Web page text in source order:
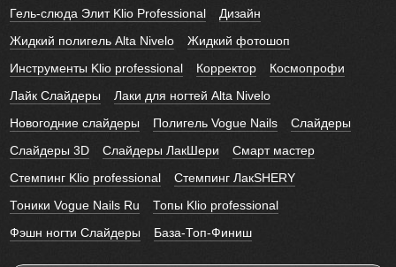
Гель-слюда Элит Klio Professional
Дизайн
Жидкий полигель Alta Nivelo
Жидкий фотошоп
Инструменты Klio professional
Корректор
Космопрофи
Лайк Слайдеры
Лаки для ногтей Alta Nivelo
Новогодние слайдеры
Полигель Vogue Nails
Слайдеры
Слайдеры 3D
Слайдеры ЛакШери
Смарт мастер
Стемпинг Klio professional
Стемпинг ЛакSHERY
Тоники Vogue Nails Ru
Топы Klio professional
Фэшн ногти Слайдеры
База-Топ-Финиш